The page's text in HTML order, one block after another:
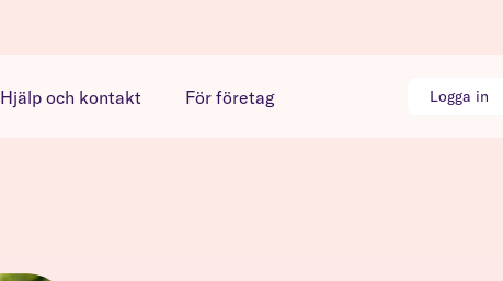
Hjälp och kontakt För företag Logga in